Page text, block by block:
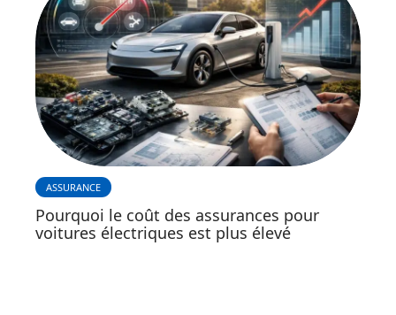
ASSURANCE
Pourquoi le coût des assurances pour
voitures électriques est plus élevé